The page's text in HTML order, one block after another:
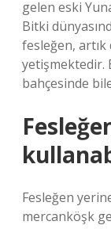
gelen eski
Bitki
fesleğen,
yetişmektedir.
bahçesinde
Fesleğen
mercanköşk